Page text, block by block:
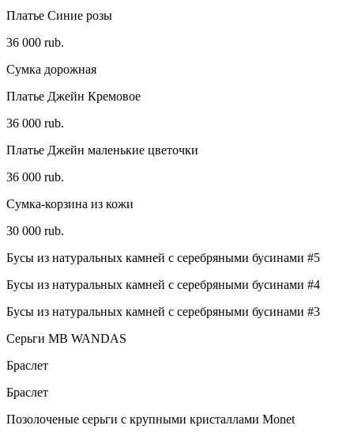
Платье Синие розы
36 000 rub.
Сумка дорожная
Платье Джейн Кремовое
36 000 rub.
Платье Джейн маленькие цветочки
36 000 rub.
Сумка-корзина из кожи
30 000 rub.
Бусы из натуральных камней с серебряными бусинами #5
Бусы из натуральных камней с серебряными бусинами #4
Бусы из натуральных камней с серебряными бусинами #3
Серьги MB WANDAS
Браслет
Браслет
Позолоченые серьги с крупными кристаллами Monet